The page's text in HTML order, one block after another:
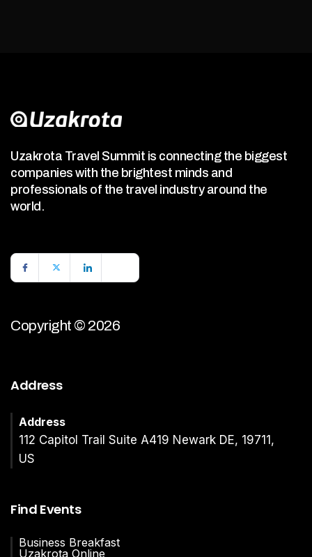
Uzakrota Travel Summit is connecting the biggest
companies with the brightest minds and
professionals of the travel industry around the
world.
Copyright © 2026
Address
Address
112 Capitol Trail Suite A419 Newark DE, 19711,
US
Find Events
Business Breakfast
Uzakrota Online